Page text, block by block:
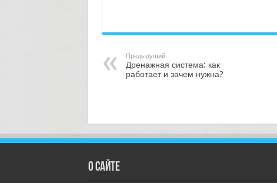
Предыдущий
Дренажная система: как
работает и зачем нужна?
О сайте